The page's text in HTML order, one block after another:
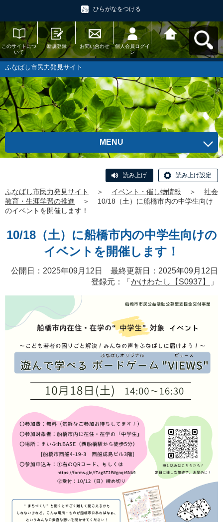
ひらがなをつける
このサイトにつ
いて
新規登録 お問い合わせ
個人会員ログイ
ン
ふなばし市民力
発見サイトへ戻
る
ふなばし市民力発見サイト
MENU
読み上げ 読み上げ設定
ふなばし市民力発見サイト ＞ イベント・催し物情報 ＞
社会
教育・生涯学習の推進
＞
10/18（土）に船橋市内の中学生向け
のイベントを開催します！
10/18（土）に船橋市内の中学生向けの
イベントを開催します！
公開日：2025年09月12日 最終更新日：2025年09月12日
登録元：「 かけわたし【S0937】 」